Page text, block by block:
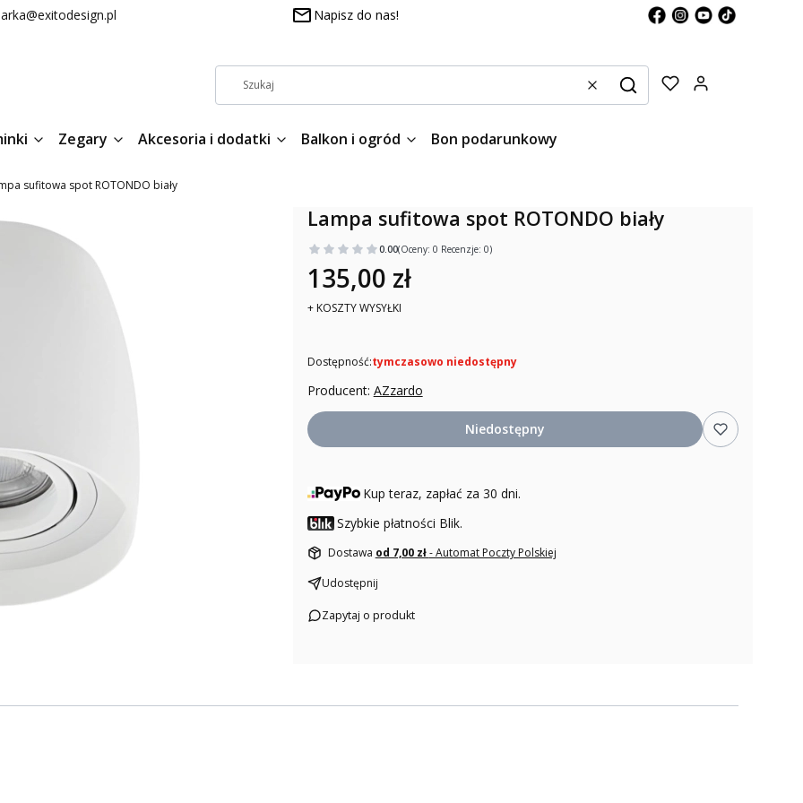
Napisz do nas!
WyczyśćSzukaj
Zegary Akcesoria i dodatki Balkon i ogród Bon podarunkowy
sufitowa spot ROTONDO biały
Lampa sufitowa spot ROTONDO biały
0.00(Oceny: 0 Recenzje: 0)
135,00 zł
+ KOSZTY WYSYŁKI
Dostępność:tymczasowo niedostępny
Producent: AZzardo
Niedostępny
Kup teraz, zapłać za 30 dni.
Szybkie płatności Blik.
Dostawa od 7,00 zł- Automat Poczty Polskiej
Udostępnij
Zapytaj o produkt